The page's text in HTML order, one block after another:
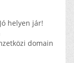
helyen jár!
domain